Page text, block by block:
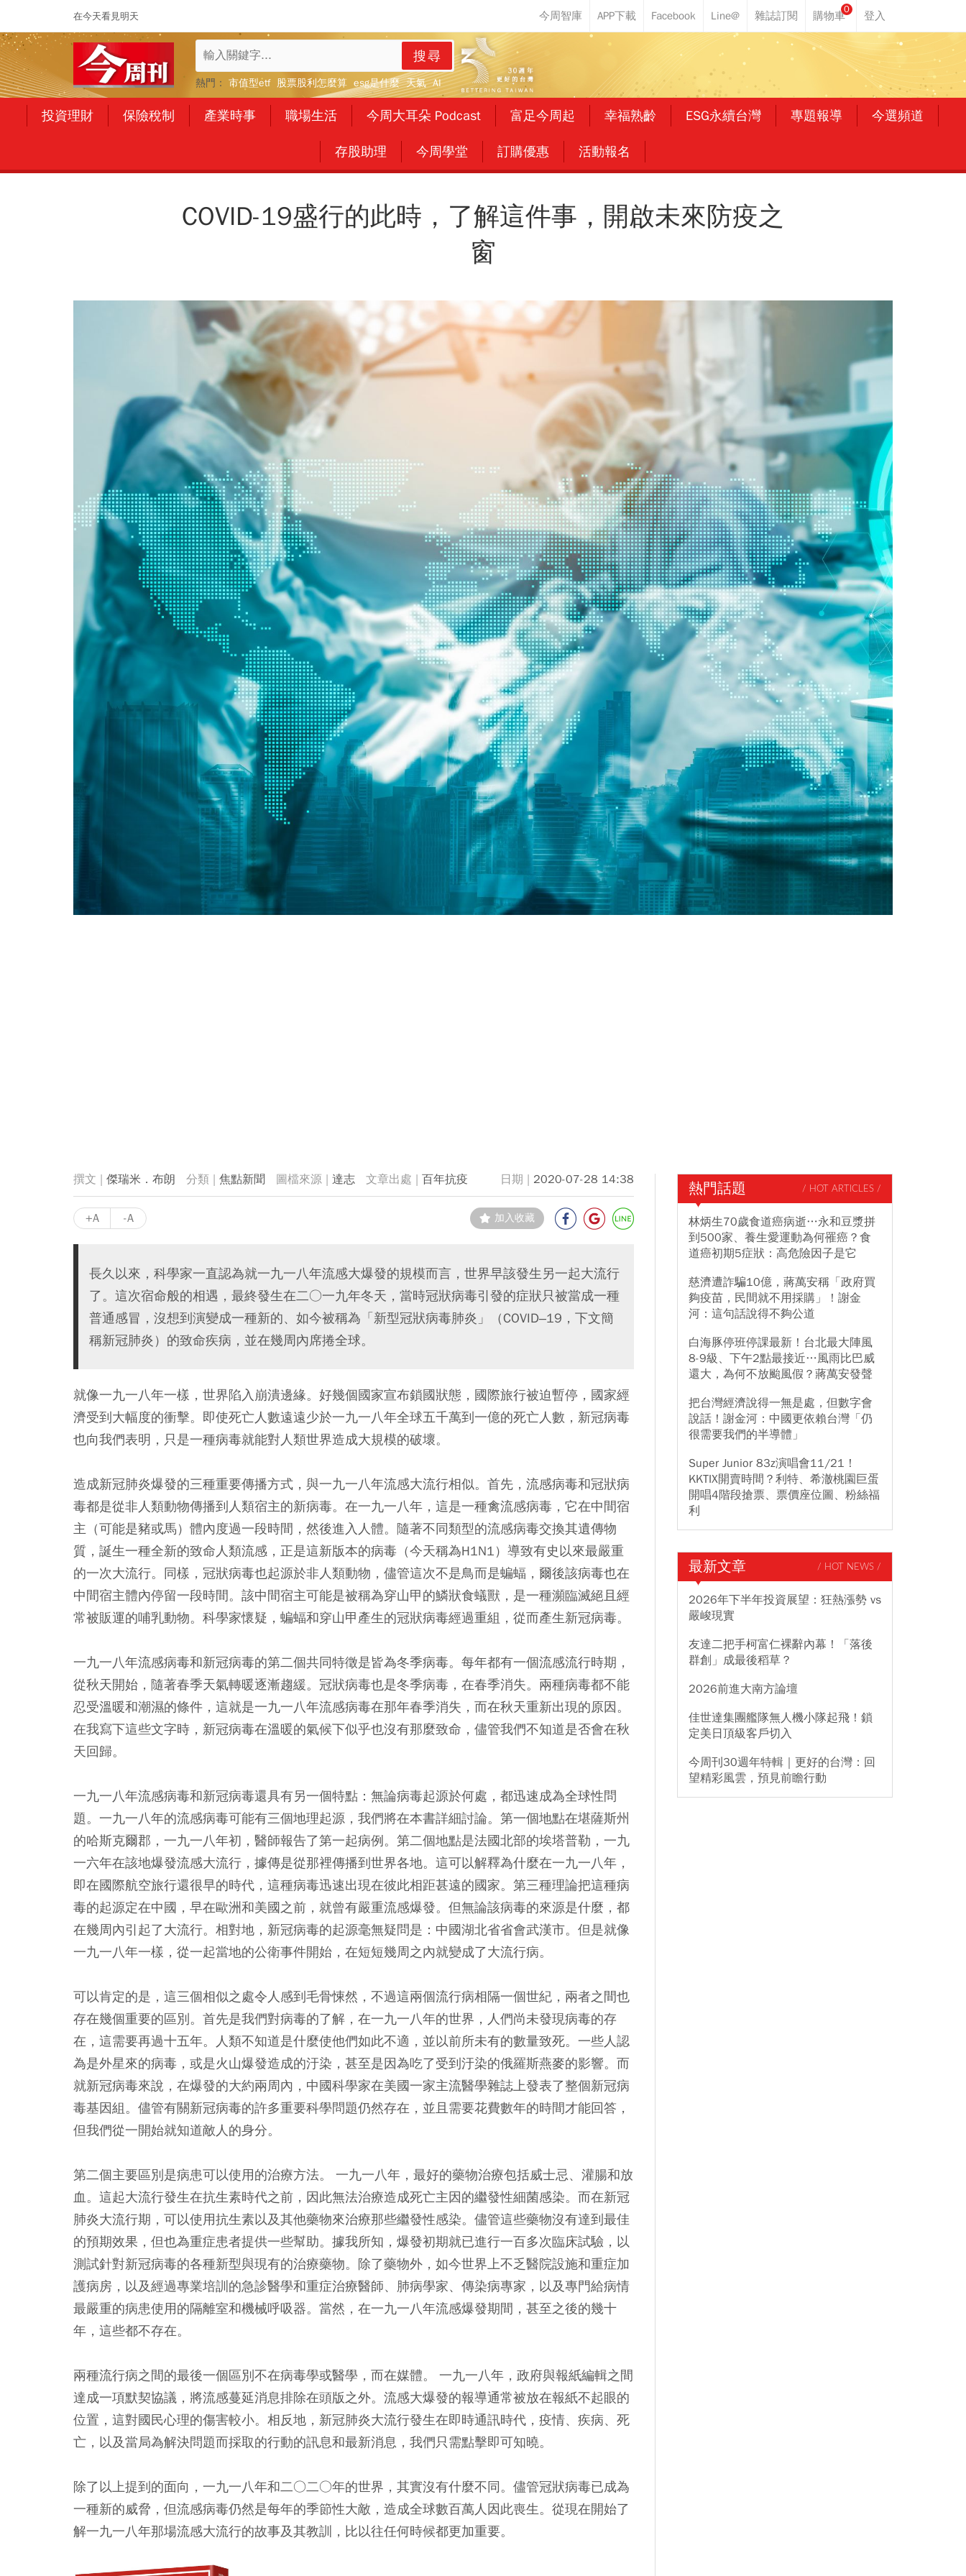
在今天看見明天
0
搜尋
熱門： 市值型etf 股票股利怎麼算 esg是什麼 天氣 AI
投資理財 保險稅制 產業時事 職場生活 今周大耳朵 Podcast 富足今周起 幸福熟齡 ESG永續台灣 專題報導 今選頻道
存股助理 今周學堂 訂購優惠 活動報名
COVID-19盛行的此時，了解這件事，開啟未來防疫之
窗
傑瑞米．布朗 焦點新聞 達志 百年抗疫 2020-07-28 14:38
+A -A 加入收藏
長久以來，科學家一直認為就一九一八年流感大爆發的規模而言，世界早該發生另一起大流行
了。這次宿命般的相遇，最終發生在二○一九年冬天，當時冠狀病毒引發的症狀只被當成一種
普通感冒，沒想到演變成一種新的、如今被稱為「新型冠狀病毒肺炎」（COVID‒19，下文簡
稱新冠肺炎）的致命疾病，並在幾周內席捲全球。
就像一九一八年一樣，世界陷入崩潰邊緣。好幾個國家宣布鎖國狀態，國際旅行被迫暫停，國家經
濟受到大幅度的衝擊。即使死亡人數遠遠少於一九一八年全球五千萬到一億的死亡人數，新冠病毒
也向我們表明，只是一種病毒就能對人類世界造成大規模的破壞。
造成新冠肺炎爆發的三種重要傳播方式，與一九一八年流感大流行相似。首先，流感病毒和冠狀病
毒都是從非人類動物傳播到人類宿主的新病毒。在一九一八年，這是一種禽流感病毒，它在中間宿
主（可能是豬或馬）體內度過一段時間，然後進入人體。隨著不同類型的流感病毒交換其遺傳物
質，誕生一種全新的致命人類流感，正是這新版本的病毒（今天稱為H1N1）導致有史以來最嚴重
的一次大流行。同樣，冠狀病毒也起源於非人類動物，儘管這次不是鳥而是蝙蝠，爾後該病毒也在
中間宿主體內停留一段時間。該中間宿主可能是被稱為穿山甲的鱗狀食蟻獸，是一種瀕臨滅絕且經
常被販運的哺乳動物。科學家懷疑，蝙蝠和穿山甲產生的冠狀病毒經過重組，從而產生新冠病毒。
一九一八年流感病毒和新冠病毒的第二個共同特徵是皆為冬季病毒。每年都有一個流感流行時期，
從秋天開始，隨著春季天氣轉暖逐漸趨緩。冠狀病毒也是冬季病毒，在春季消失。兩種病毒都不能
忍受溫暖和潮濕的條件，這就是一九一八年流感病毒在那年春季消失，而在秋天重新出現的原因。
在我寫下這些文字時，新冠病毒在溫暖的氣候下似乎也沒有那麼致命，儘管我們不知道是否會在秋
天回歸。
一九一八年流感病毒和新冠病毒還具有另一個特點：無論病毒起源於何處，都迅速成為全球性問
題。一九一八年的流感病毒可能有三個地理起源，我們將在本書詳細討論。第一個地點在堪薩斯州
的哈斯克爾郡，一九一八年初，醫師報告了第一起病例。第二個地點是法國北部的埃塔普勒，一九
一六年在該地爆發流感大流行，據傳是從那裡傳播到世界各地。這可以解釋為什麼在一九一八年，
即在國際航空旅行還很早的時代，這種病毒迅速出現在彼此相距甚遠的國家。第三種理論把這種病
毒的起源定在中國，早在歐洲和美國之前，就曾有嚴重流感爆發。但無論該病毒的來源是什麼，都
在幾周內引起了大流行。相對地，新冠病毒的起源毫無疑問是：中國湖北省省會武漢市。但是就像
一九一八年一樣，從一起當地的公衛事件開始，在短短幾周之內就變成了大流行病。
可以肯定的是，這三個相似之處令人感到毛骨悚然，不過這兩個流行病相隔一個世紀，兩者之間也
存在幾個重要的區別。首先是我們對病毒的了解，在一九一八年的世界，人們尚未發現病毒的存
在，這需要再過十五年。人類不知道是什麼使他們如此不適，並以前所未有的數量致死。一些人認
為是外星來的病毒，或是火山爆發造成的汙染，甚至是因為吃了受到汙染的俄羅斯燕麥的影響。而
就新冠病毒來說，在爆發的大約兩周內，中國科學家在美國一家主流醫學雜誌上發表了整個新冠病
毒基因組。儘管有關新冠病毒的許多重要科學問題仍然存在，並且需要花費數年的時間才能回答，
但我們從一開始就知道敵人的身分。
第二個主要區別是病患可以使用的治療方法。 一九一八年，最好的藥物治療包括威士忌、灌腸和放
血。這起大流行發生在抗生素時代之前，因此無法治療造成死亡主因的繼發性細菌感染。而在新冠
肺炎大流行期，可以使用抗生素以及其他藥物來治療那些繼發性感染。儘管這些藥物沒有達到最佳
的預期效果，但也為重症患者提供一些幫助。據我所知，爆發初期就已進行一百多次臨床試驗，以
測試針對新冠病毒的各種新型與現有的治療藥物。除了藥物外，如今世界上不乏醫院設施和重症加
護病房，以及經過專業培訓的急診醫學和重症治療醫師、肺病學家、傳染病專家，以及專門給病情
最嚴重的病患使用的隔離室和機械呼吸器。當然，在一九一八年流感爆發期間，甚至之後的幾十
年，這些都不存在。
兩種流行病之間的最後一個區別不在病毒學或醫學，而在媒體。 一九一八年，政府與報紙編輯之間
達成一項默契協議，將流感蔓延消息排除在頭版之外。流感大爆發的報導通常被放在報紙不起眼的
位置，這對國民心理的傷害較小。相反地，新冠肺炎大流行發生在即時通訊時代，疫情、疾病、死
亡，以及當局為解決問題而採取的行動的訊息和最新消息，我們只需點擊即可知曉。
除了以上提到的面向，一九一八年和二○二○年的世界，其實沒有什麼不同。儘管冠狀病毒已成為
一種新的威脅，但流感病毒仍然是每年的季節性大敵，造成全球數百萬人因此喪生。從現在開始了
解一九一八年那場流感大流行的故事及其教訓，比以往任何時候都更加重要。
熱門話題 / HOT ARTICLES /
林炳生70歲食道癌病逝…永和豆漿拼
到500家、養生愛運動為何罹癌？食
道癌初期5症狀：高危險因子是它
慈濟遭詐騙10億，蔣萬安稱「政府買
夠疫苗，民間就不用採購」！謝金
河：這句話說得不夠公道
白海豚停班停課最新！台北最大陣風
8-9級、下午2點最接近…風雨比巴威
還大，為何不放颱風假？蔣萬安發聲
把台灣經濟說得一無是處，但數字會
說話！謝金河：中國更依賴台灣「仍
很需要我們的半導體」
Super Junior 83z演唱會11/21！
KKTIX開賣時間？利特、希澈桃園巨蛋
開唱4階段搶票、票價座位圖、粉絲福
利
最新文章 / HOT NEWS /
2026年下半年投資展望：狂熱漲勢 vs
嚴峻現實
友達二把手柯富仁裸辭內幕！「落後
群創」成最後稻草？
2026前進大南方論壇
佳世達集團艦隊無人機小隊起飛！鎖
定美日頂級客戶切入
今周刊30週年特輯｜更好的台灣：回
望精彩風雲，預見前瞻行動